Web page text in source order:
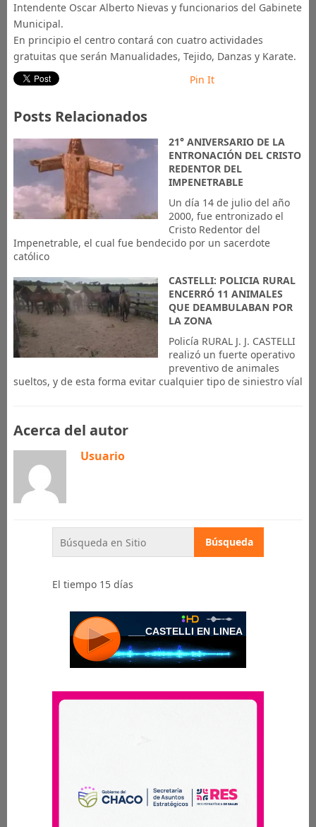
Intendente Oscar Alberto Nievas y funcionarios del Gabinete
Municipal.
En principio el centro contará con cuatro actividades
gratuitas que serán Manualidades, Tejido, Danzas y Karate.
Pin It
Posts Relacionados
21° ANIVERSARIO DE LA
ENTRONACIÓN DEL CRISTO
REDENTOR DEL
IMPENETRABLE
Un día 14 de julio del año
2000, fue entronizado el
Cristo Redentor del
Impenetrable, el cual fue bendecido por un sacerdote
católico
CASTELLI: POLICIA RURAL
ENCERRÓ 11 ANIMALES
QUE DEAMBULABAN POR
LA ZONA
Policía RURAL J. J. CASTELLI
realizó un fuerte operativo
preventivo de animales
sueltos, y de esta forma evitar cualquier tipo de siniestro víal
Acerca del autor
Usuario
El tiempo 15 días